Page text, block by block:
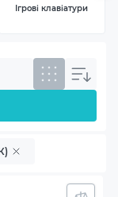
Ігрові клавіатури